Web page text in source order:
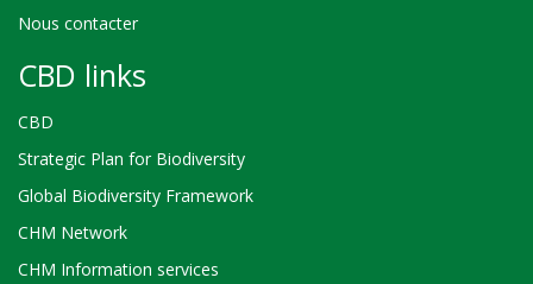
Nous contacter
CBD links
CBD
Strategic Plan for Biodiversity
Global Biodiversity Framework
CHM Network
CHM Information services